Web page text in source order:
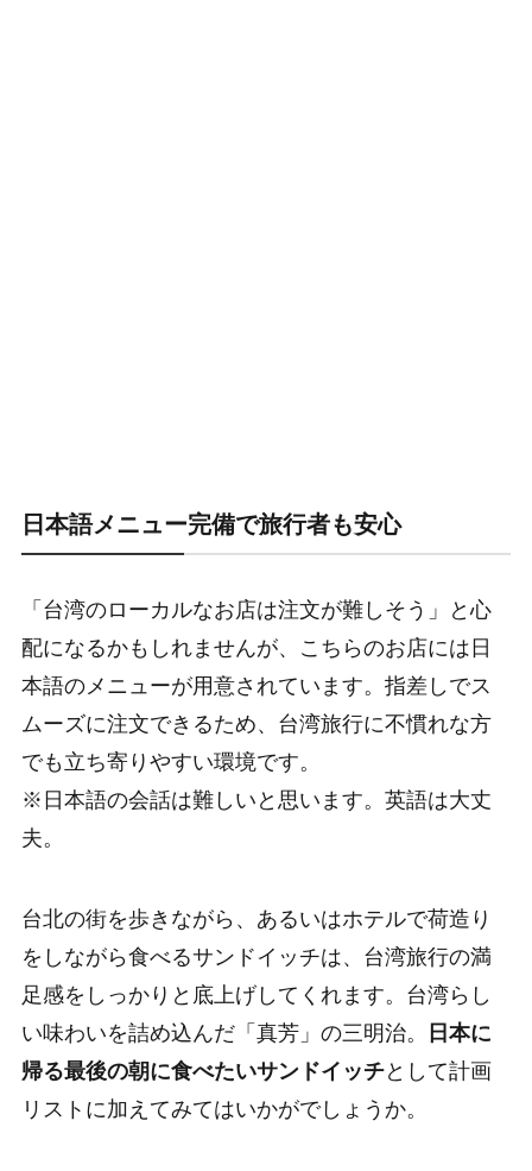
日本語メニュー完備で旅行者も安心
「台湾のローカルなお店は注文が難しそう」と心
配になるかもしれませんが、こちらのお店には日
本語のメニューが用意されています。指差しでス
ムーズに注文できるため、台湾旅行に不慣れな方
でも立ち寄りやすい環境です。
※日本語の会話は難しいと思います。英語は大丈
夫。
台北の街を歩きながら、あるいはホテルで荷造り
をしながら食べるサンドイッチは、台湾旅行の満
足感をしっかりと底上げしてくれます。台湾らし
い味わいを詰め込んだ「真芳」の三明治。
日本に
帰る最後の朝に食べたいサンドイッチとして計画
リストに加えてみてはいかがでしょうか。